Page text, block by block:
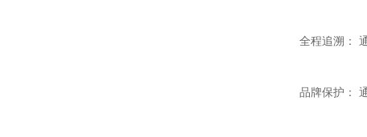
全程追溯：
品牌保护：